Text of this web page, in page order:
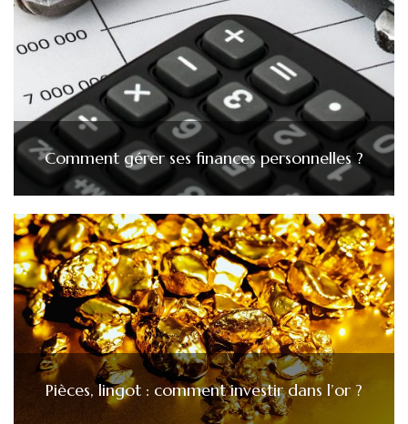
Comment gérer ses finances personnelles ?
Pièces, lingot : comment investir dans l’or ?